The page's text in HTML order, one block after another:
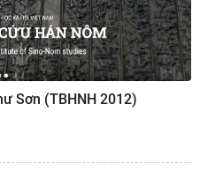
Sơn (TBHNH 2012)